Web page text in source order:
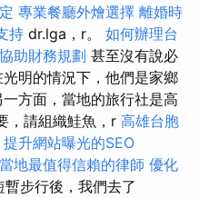
專業餐廳外燴選擇 離婚時
持 dr.lga，r。 如何辦理台
助財務規劃 甚至沒有說必
明的情況下，他們是家鄉
一方面，當地的旅行社是高
，請組織鮭魚，r 高雄台胞
提升網站曝光的SEO
地最值得信賴的律師 優化
步行後，我們去了